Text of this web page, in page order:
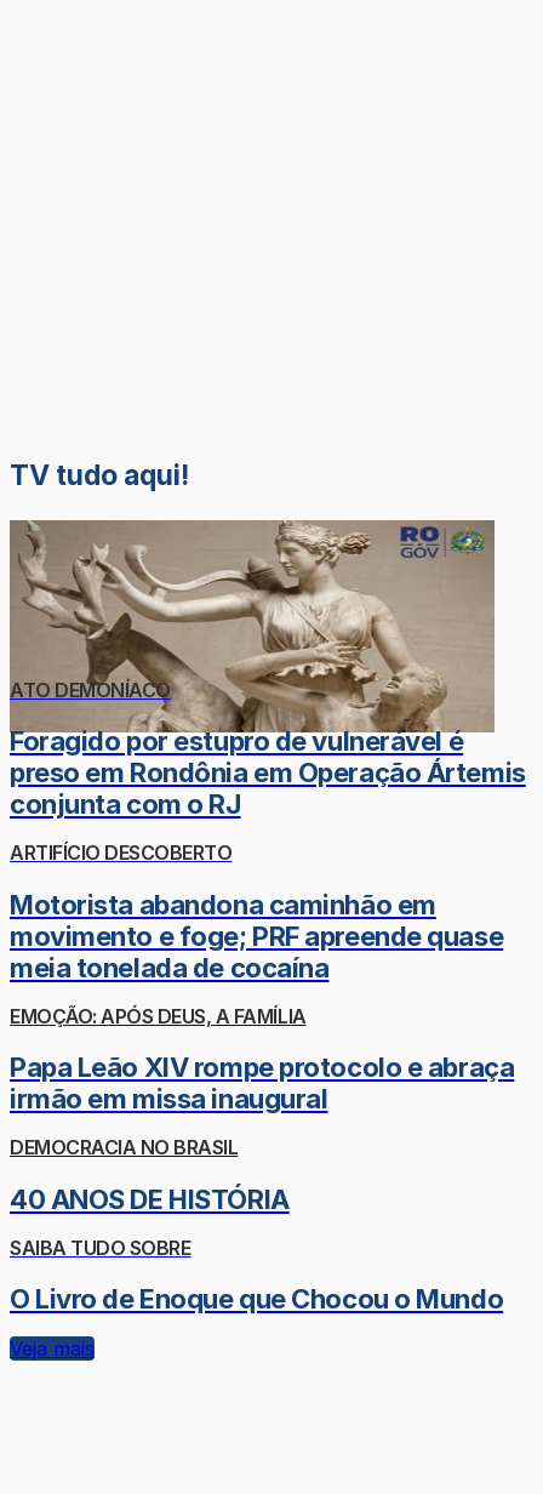
TV tudo aqui!
ATO DEMONÍACO
Foragido por estupro de vulnerável é
preso em Rondônia em Operação Ártemis
conjunta com o RJ
ARTIFÍCIO DESCOBERTO
Motorista abandona caminhão em
movimento e foge; PRF apreende quase
meia tonelada de cocaína
EMOÇÃO: APÓS DEUS, A FAMÍLIA
Papa Leão XIV rompe protocolo e abraça
irmão em missa inaugural
DEMOCRACIA NO BRASIL
40 ANOS DE HISTÓRIA
SAIBA TUDO SOBRE
O Livro de Enoque que Chocou o Mundo
Veja mais